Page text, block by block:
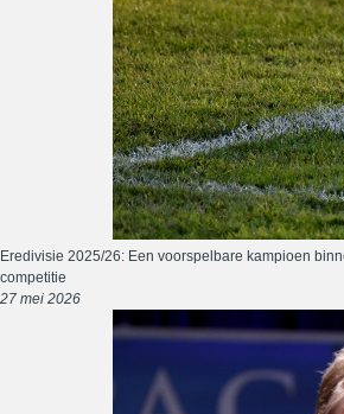
Eredivisie 2025/26: Een voorspelbare kampioen
competitie
27 mei 2026